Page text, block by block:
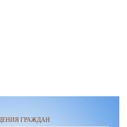
ГРАЖДАН